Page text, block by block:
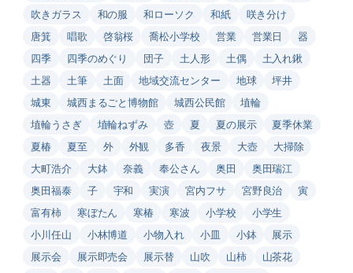
吹きガラス
和の服 和ローソク 和紙
咲き分け
唐箕
唱歌 啓翁桜 喬松小学校 営業 営業日
器
四季
四季のめぐり 団子 土人形 土偶
土入れ鍬
土器
土筆 土面 地域交流センター 地球
坪井
城東
城西まるごと博物館 城西公民館
埴輪
埴輪うさぎ
埴輪ねずみ 壺 夏 夏の展示
夏季休業
夏椿
夏至 外 外観 多香 夜景 大壺
大掃除
大町浩介
大鉢 奈義 奉公さん 奥田
奥田瑞江
奥田福泰
子 宇和 実演 宮内フサ 宮野良治
寅
富有柿
寒ぼたん 寒椿 寒波 小学校
小学生
小川任山
小林博道 小物入れ 小皿 小鉢
展示
展示会
展示即売会 展示替 山吹 山柿
山茶花